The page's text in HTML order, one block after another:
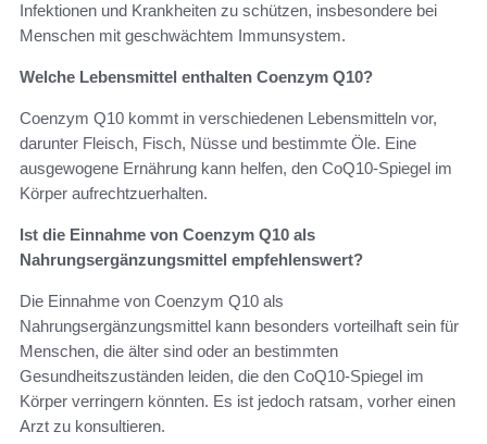
Infektionen und Krankheiten zu schützen, insbesondere bei
Menschen mit geschwächtem Immunsystem.
Welche Lebensmittel enthalten Coenzym Q10?
Coenzym Q10 kommt in verschiedenen Lebensmitteln vor,
darunter Fleisch, Fisch, Nüsse und bestimmte Öle. Eine
ausgewogene Ernährung kann helfen, den CoQ10-Spiegel im
Körper aufrechtzuerhalten.
Ist die Einnahme von Coenzym Q10 als
Nahrungsergänzungsmittel empfehlenswert?
Die Einnahme von Coenzym Q10 als
Nahrungsergänzungsmittel kann besonders vorteilhaft sein für
Menschen, die älter sind oder an bestimmten
Gesundheitszuständen leiden, die den CoQ10-Spiegel im
Körper verringern könnten. Es ist jedoch ratsam, vorher einen
Arzt zu konsultieren.